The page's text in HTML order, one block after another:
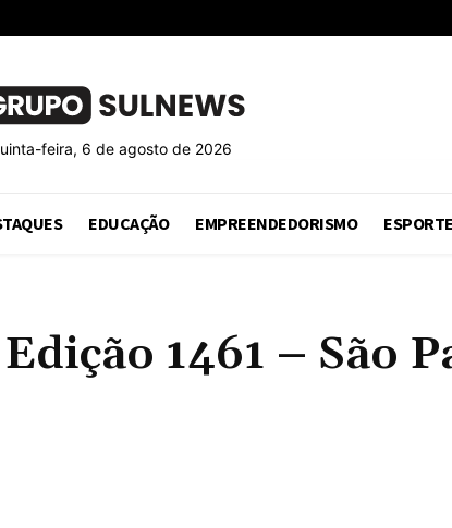
feira, 6 de agosto de 2026
EDUCAÇÃO EMPREENDEDORISMO
1461 – São